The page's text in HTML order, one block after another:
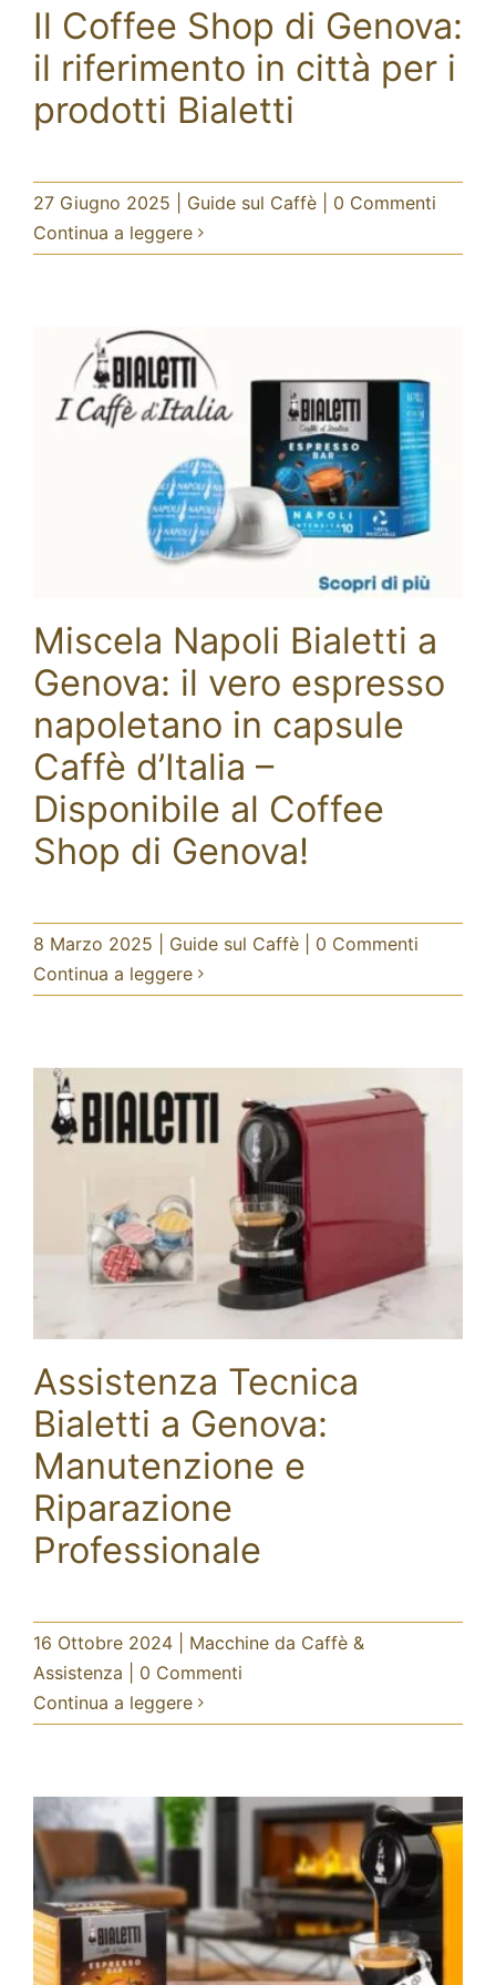
Blog
Il Coffee Shop di Genova: il
riferimento in città per i prodotti
Guide sul Caffè
Il Coffee Shop di Genova:
il riferimento in città per i
prodotti Bialetti
27 Giugno 2025 Guide sul Caffè
0 Commenti
Continua a leggere
Miscela Napoli Bialetti a Genova:
il vero espresso napoletano in
capsule Caffè d’Italia –
Disponibile al Coffee Shop di
Genova!
Guide sul Caffè
Miscela Napoli Bialetti a
Genova: il vero espresso
napoletano in capsule
Caffè d’Italia –
Disponibile al Coffee
Shop di Genova!
8 Marzo 2025 Guide sul Caffè
0 Commenti
Continua a leggere
Assistenza Tecnica Bialetti a
Genova: Manutenzione e
Riparazione Professionale
Macchine da Caffè & Assistenza
Assistenza Tecnica
Bialetti a Genova:
Manutenzione e
Riparazione
Professionale
16 Ottobre 2024
Macchine da Caffè &
Assistenza
0 Commenti
Continua a leggere